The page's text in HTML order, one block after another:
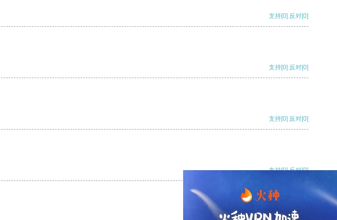
支持[0] 反对[0]
支持[0] 反对[0]
支持[0] 反对[0]
支持[0] 反对[0]